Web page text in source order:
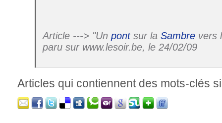
Article ---> "Un pontsur la Sambre vers
paru sur www.lesoir.be, le 24/02/09
Articles qui contiennent des mots-clés